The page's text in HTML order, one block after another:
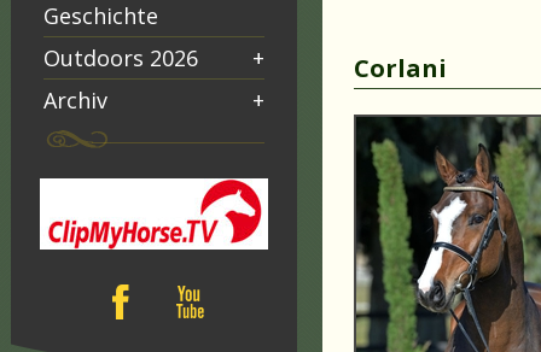
Geschichte
Outdoors 2026
+
Archiv
+
Corlani